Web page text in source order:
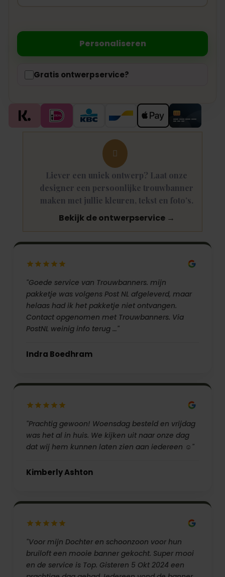
Personaliseren
Gratis ontwerpservice?

Liever een uniek ontwerp? Laat onze
designer een persoonlijke trouwbanner
maken met jullie kleuren, tekst en foto’s.
Bekijk de ontwerpservice →
"Goede service van Trouwbanners. mijn
pakketje was volgens Post NL afgeleverd, maar
helaas had ik het pakketje niet ontvangen.
Contact opgenomen met Trouwbanners. Via
PostNL weinig info terug …"
Indra Boedhram
"Prachtig gewoon! Woensdag besteld en vrijdag
was het al in huis. We kijken uit naar onze dag
dat wij hem kunnen laten zien aan iedereen ☺️"
Kimberly Ashton
"Voor mijn Dochter en schoonzoon voor hun
bruiloft een mooie banner gekocht. Super mooi
en de service is Top. Gisteren 5 Okt 2024 een